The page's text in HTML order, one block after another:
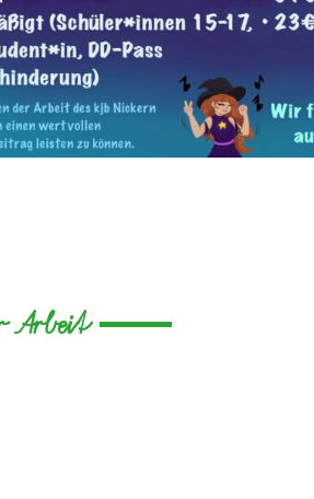
Arbeit